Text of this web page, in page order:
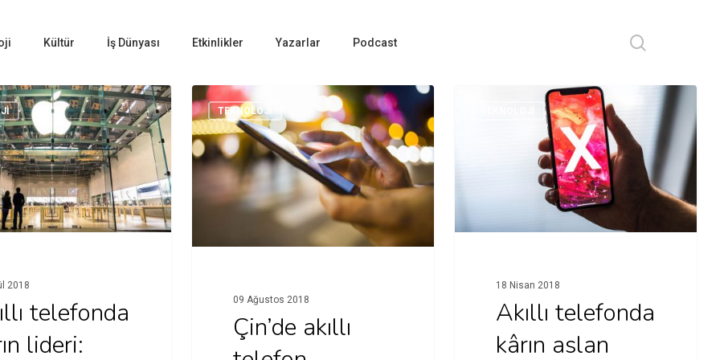
Kültür İş Dünyası Etkinlikler Yazarlar Podcast
2018
telefonda
lideri:
TEKNOLOJI
09 Ağustos 2018
Çin’de akıllı
18 Nisan 2018
Akıllı telefonda
kârın aslan